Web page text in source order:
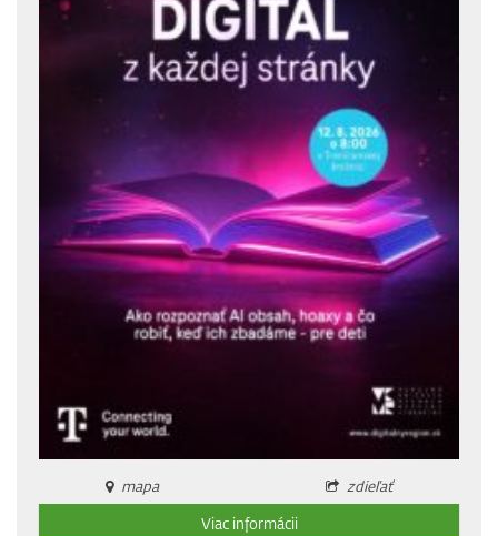
mapa
zdieľať
Viac informácii